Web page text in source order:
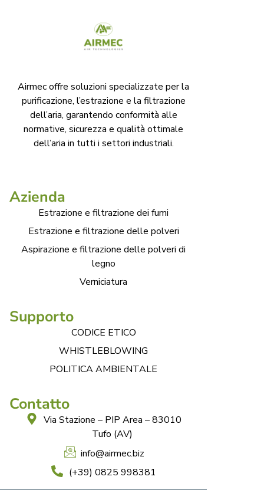
Airmec offre soluzioni specializzate per la
purificazione, l’estrazione e la filtrazione
dell’aria, garantendo conformità alle
normative, sicurezza e qualità ottimale
dell’aria in tutti i settori industriali.
Azienda
Estrazione e filtrazione dei fumi
Estrazione e filtrazione delle polveri
Aspirazione e filtrazione delle polveri di
legno
Verniciatura
Supporto
CODICE ETICO
WHISTLEBLOWING
POLITICA AMBIENTALE
Contatto
Via Stazione – PIP Area – 83010
Tufo (AV)
info@airmec.biz
(+39) 0825 998381